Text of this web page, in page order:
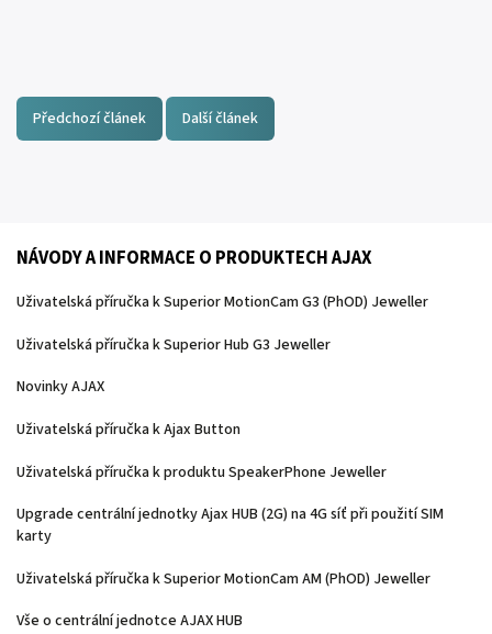
Předchozí článek Další článek
NÁVODY A INFORMACE O PRODUKTECH AJAX
Uživatelská příručka k Superior MotionCam G3 (PhOD) Jeweller
Uživatelská příručka k Superior Hub G3 Jeweller
Novinky AJAX
Uživatelská příručka k Ajax Button
Uživatelská příručka k produktu SpeakerPhone Jeweller
Upgrade centrální jednotky Ajax HUB (2G) na 4G síť při použití SIM
karty
Uživatelská příručka k Superior MotionCam AM (PhOD) Jeweller
Vše o centrální jednotce AJAX HUB